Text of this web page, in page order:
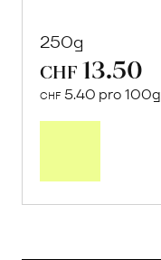
250g
CHF 13.50
CHF 5.40 pro 100g